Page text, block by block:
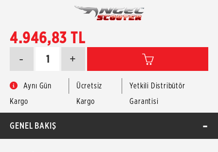
4.946,83 TL
+
-
Aynı Gün
Kargo
Ücretsiz
Kargo
Yetkili Distribütör
Garantisi
GENEL BAKIŞ